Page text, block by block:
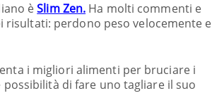
èSlim Zen. Ha molti commenti e
perdono peso velocemente e
i migliori alimenti per bruciare i
di fare uno tagliare il suo